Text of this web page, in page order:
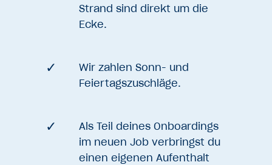
Strand sind direkt um die
Ecke.
Wir zahlen Sonn- und
Feiertagszuschläge.
Als Teil deines Onboardings
im neuen Job verbringst du
einen eigenen Aufenthalt